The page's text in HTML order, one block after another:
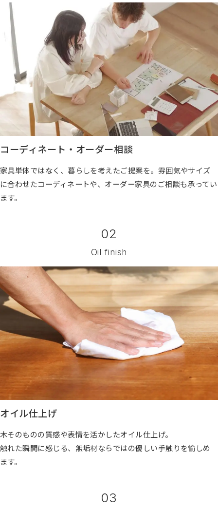
コーディネート・オーダー相談
家具単体ではなく、暮らしを考えたご提案を。雰囲気やサイズ
に合わせたコーディネートや、オーダー家具のご相談も承ってい
ます。
02
Oil finish
オイル仕上げ
木そのものの質感や表情を活かしたオイル仕上げ。
触れた瞬間に感じる、無垢材ならではの優しい手触りを愉しめ
ます。
03